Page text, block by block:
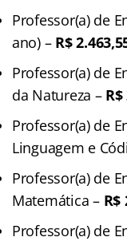
Professor(a) de
ano) – R$
Professor(a) de
da Natureza –
Professor(a) de
Linguagem e
Professor(a) de
Matemática – R$
Professor(a) de